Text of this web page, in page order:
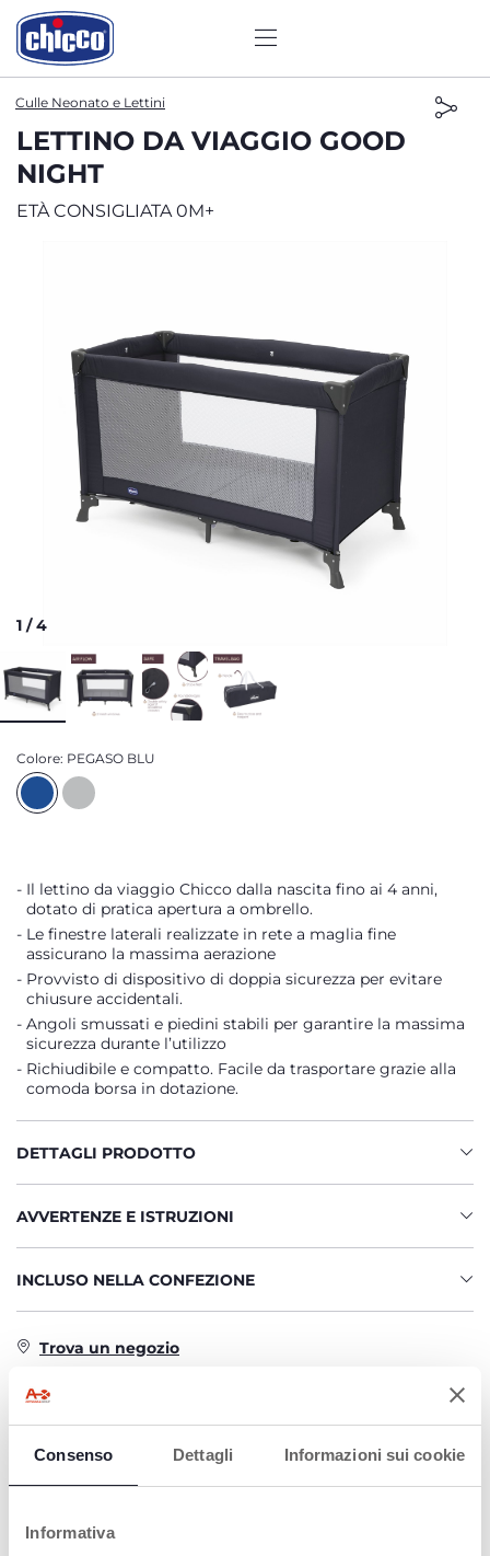
Consenso Dettagli Informazioni sui cookie
Informativa
Culle Neonato e Lettini
LETTINO DA VIAGGIO GOOD
NIGHT
ETÀ CONSIGLIATA 0M+
1 /4
Colore: PEGASO BLU
Il lettino da viaggio Chicco dalla nascita fino ai 4 anni,
dotato di pratica apertura a ombrello.
Le finestre laterali realizzate in rete a maglia fine
assicurano la massima aerazione
Provvisto di dispositivo di doppia sicurezza per evitare
chiusure accidentali.
Angoli smussati e piedini stabili per garantire la massima
sicurezza durante l’utilizzo
Richiudibile e compatto. Facile da trasportare grazie alla
comoda borsa in dotazione.
DETTAGLI PRODOTTO
AVVERTENZE E ISTRUZIONI
INCLUSO NELLA CONFEZIONE
Trova un negozio
PRODOTTI CHE POTREBBERO
INTERESSARTI